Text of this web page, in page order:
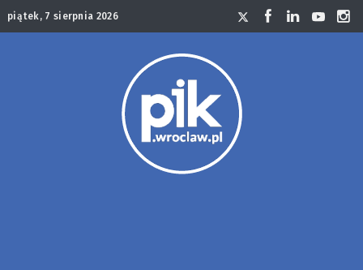
piątek, 7 sierpnia 2026